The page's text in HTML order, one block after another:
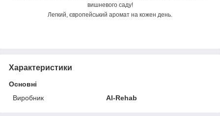
вишневого саду!
Легкий, європейський аромат на кожен день.
Характеристики
Основні
Виробник
Al-Rehab